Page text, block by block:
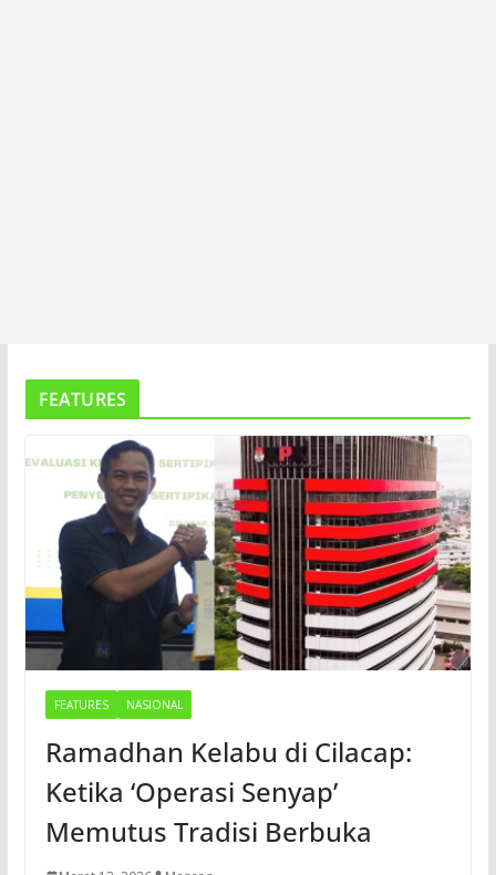
FEATURES
FEATURES NASIONAL
Ramadhan Kelabu di Cilacap:
Ketika ‘Operasi Senyap’
Memutus Tradisi Berbuka